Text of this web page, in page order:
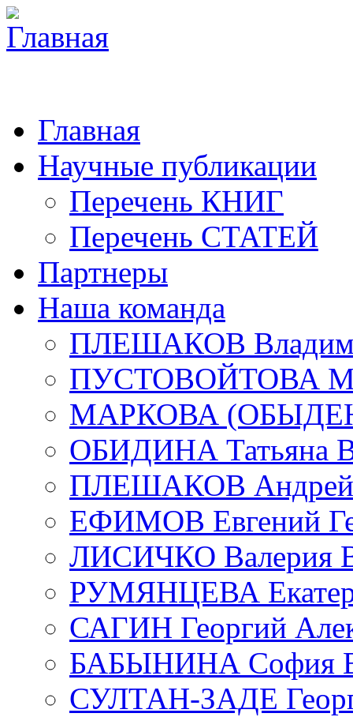
Главная
Научные публикации
Перечень КНИГ
Перечень СТАТЕЙ
Партнеры
Наша команда
ПЛЕШАКОВ
ПУСТОВОЙТОВА
МАРКОВА
ОБИДИНА Татьяна
ПЛЕШАКОВ Андрей
ЕФИМОВ Евгений
ЛИСИЧКО Валерия
РУМЯНЦЕВА
САГИН Георгий
БАБЫНИНА София
СУЛТАН-ЗАДЕ